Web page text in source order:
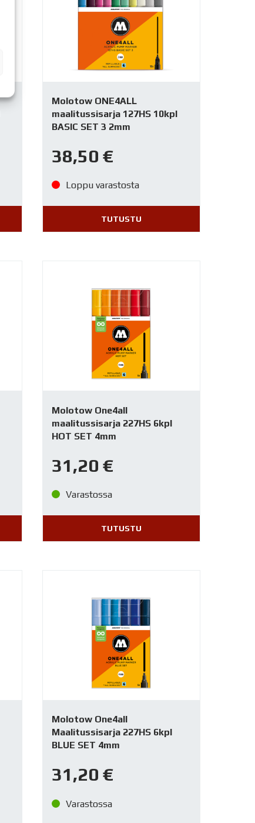
Molotow ONE4ALL
maalitussisarja 127HS 10kpl
BASIC SET 3 2mm
38,50 €
Loppu varastosta
TUTUSTU
Molotow One4all
maalitussisarja 227HS 6kpl
HOT SET 4mm
31,20 €
Varastossa
TUTUSTU
Molotow One4all
Maalitussisarja 227HS 6kpl
BLUE SET 4mm
31,20 €
Varastossa